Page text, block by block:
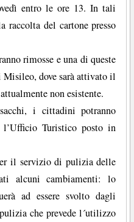
entro le ore 13. In tali
raccolta del cartone presso
rimosse e una di queste
dove sarà attivato il
non esistente.
i cittadini potranno
Turistico posto in
il servizio di pulizia delle
alcuni cambiamenti: lo
ad essere svolto dagli
che prevede l´utilizzo